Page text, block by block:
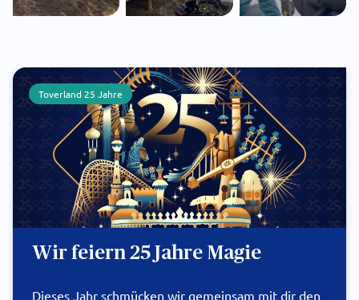
Toverland 25 Jahre
Wir feiern 25 Jahre Magie
Dieses Jahr schmücken wir gemeinsam mit dir den